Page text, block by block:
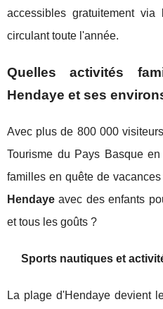
accessibles gratuitement via
circulant toute l'année.
Quelles activités
Hendaye et ses
Avec plus de 800 000
Tourisme du Pays Basque
familles en quête de
Hendaye avec des enfants
et tous les goûts ?
Sports nautiques et
La plage d'Hendaye devient